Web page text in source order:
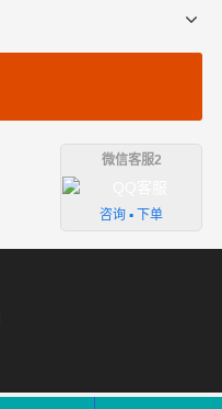
微信客服2
咨询 ▪ 下单